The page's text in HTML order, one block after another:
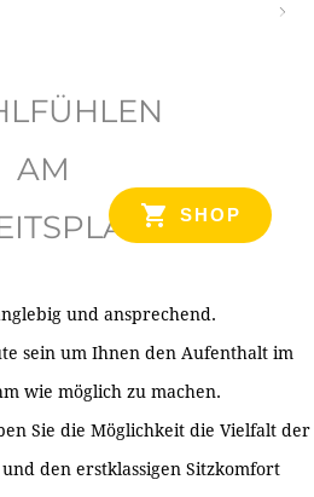
SHOP
AM
und ansprechend.
sein um Ihnen den Aufenthalt im
wie möglich zu machen.
Sie die Möglichkeit die Vielfalt der
den erstklassigen Sitzkomfort